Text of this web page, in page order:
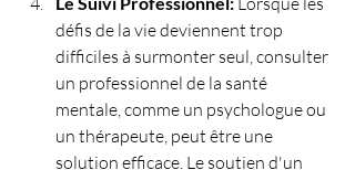
défis de la vie deviennent trop
difficiles à surmonter seul, consulter
un professionnel de la santé
mentale, comme un psychologue ou
un thérapeute, peut être une
solution efficace. Le soutien d'un